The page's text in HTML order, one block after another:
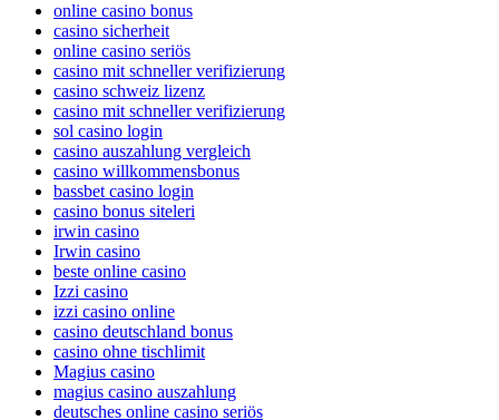
online casino bonus
casino sicherheit
online casino seriös
casino mit schneller verifizierung
casino schweiz lizenz
casino mit schneller verifizierung
sol casino login
casino auszahlung vergleich
casino willkommensbonus
bassbet casino login
casino bonus siteleri
irwin casino
Irwin casino
beste online casino
Izzi casino
izzi casino online
casino deutschland bonus
casino ohne tischlimit
Magius casino
magius casino auszahlung
deutsches online casino seriös